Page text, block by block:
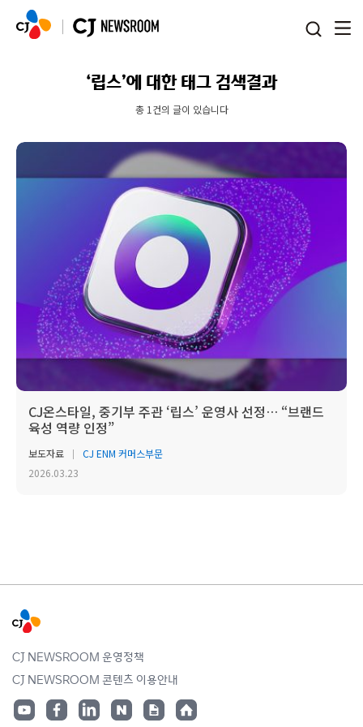
‘립스’에 대한 태그 검색결과
총 1건의 글이 있습니다
CJ온스타일, 중기부 주관 ‘립스’ 운영사 선정… “브랜드
육성 역량 인정”
보도자료
CJ ENM 커머스부문
2026.03.23
CJ NEWSROOM 운영정책
CJ NEWSROOM 콘텐츠 이용안내